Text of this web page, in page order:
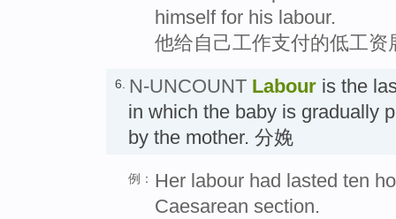
himself for his labour.
他给自己工作支付的低工
6. N-UNCOUNT Labour is the
in which the baby is gradually
by the mother. 分娩
例： Her labour had lasted ten
Caesarean section.